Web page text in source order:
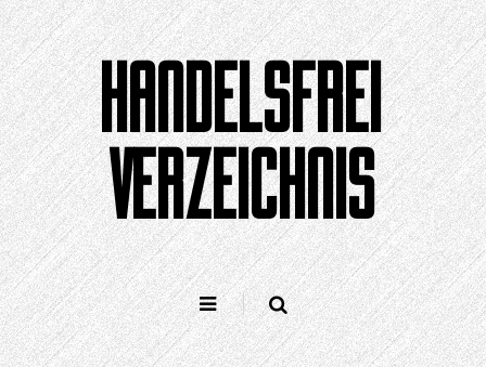
Zum
Inhalt
springen
HANDELSFREI
VERZEICHNIS